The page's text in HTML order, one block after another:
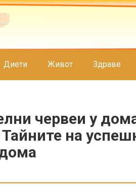
Диети Живот Здраве
червеи у
на